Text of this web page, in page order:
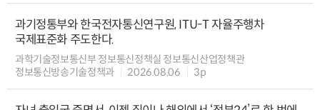
과기정통부와 한국전자통신연구원, ITU-T 자율주행차
국제표준화 주도한다.
과학기술정보통신부 정보통신정책실 정보통신산업정책관
정보통신방송기술정책과
2026.08.06 3p